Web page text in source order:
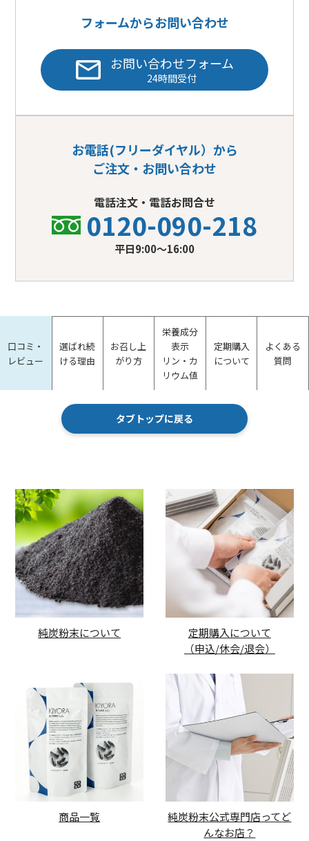
フォームからお問い合わせ
お問い合わせフォーム
24時間受付
お電話(フリーダイヤル）から
ご注文・お問い合わせ
電話注文・電話お問合せ
0120-090-218
平日9:00〜16:00
口コミ・
レビュー
選ばれ続
ける理由
お召し上
がり方
栄養成分
表示
リン・カ
リウム値
定期購入
について
よくある
質問
タブトップに戻る
純炭粉末について
定期購入について
（申込/休会/退会）
商品一覧
純炭粉末公式専門店ってど
んなお店？